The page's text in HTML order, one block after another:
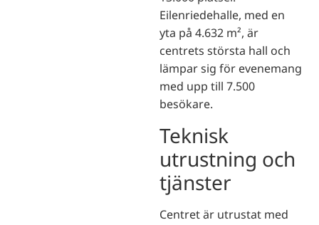
Eilenriedehalle, med en
yta på 4.632 m², är
centrets största hall och
lämpar sig för evenemang
med upp till 7.500
besökare.
Teknisk
utrustning och
tjänster
Centret är utrustat med